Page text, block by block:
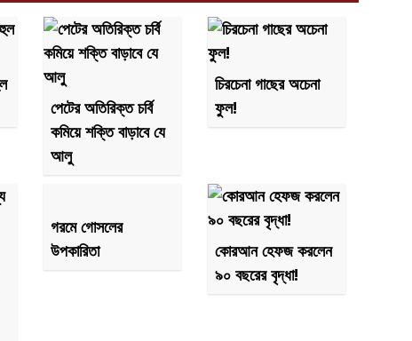
পেটের অতিরিক্ত চর্বি
কমিয়ে শক্তি বাড়াবে যে
আলু
চিরচেনা গাছের অচেনা
ফুল!
গরমে গোসলের
উপকারিতা
কোরআন হেফজ করলেন
৯০ বছরের বৃদ্ধা!